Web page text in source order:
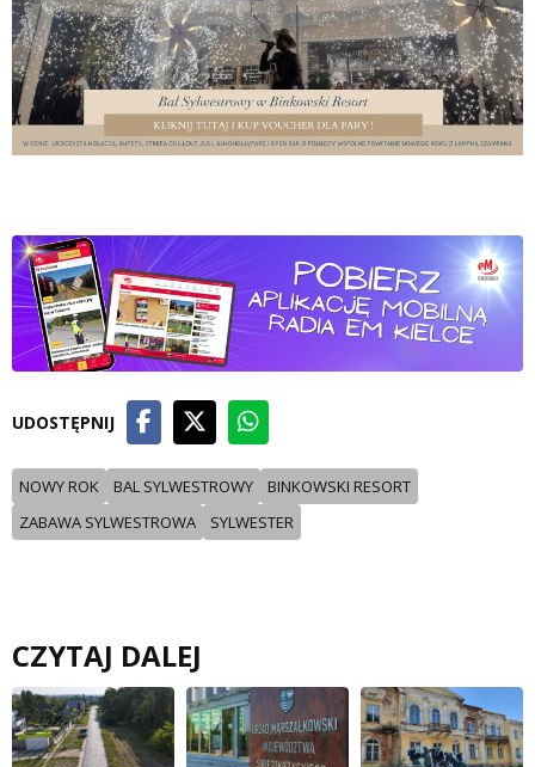
UDOSTĘPNIJ
NOWY ROK BAL SYLWESTROWY
BINKOWSKI RESORT
ZABAWA SYLWESTROWA
SYLWESTER
CZYTAJ DALEJ